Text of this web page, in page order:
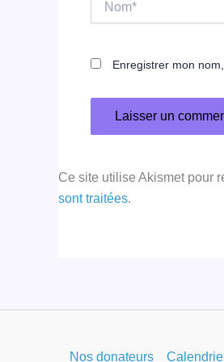
Enregistrer mon
Ce site utilise Akismet pour
sont traitées.
Nos donateurs